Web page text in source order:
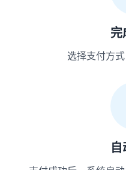
完
选择支付方式